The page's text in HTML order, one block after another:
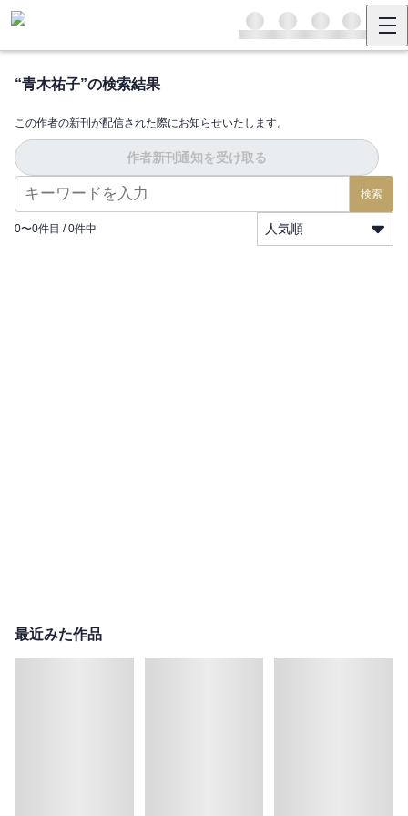
“青木祐子”の検索結果
この作者の新刊が配信された際にお知らせいたします。
作者新刊通知を受け取る
検索
0〜0件目 / 0件中 人気順
最近みた作品